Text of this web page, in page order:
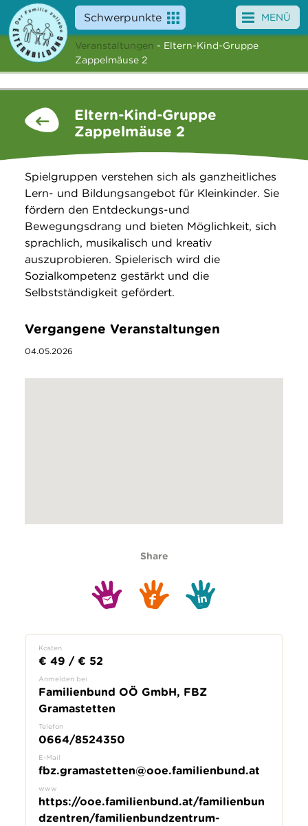
Schwerpunkte
Angebote
News
Über uns
Suche
MENÜ
Veranstaltungen - Eltern-Kind-Gruppe
Zappelmäuse 2
Eltern-Kind-Gruppe
Zappelmäuse 2
Spielgruppen verstehen sich als ganzheitliches
Lern- und Bildungsangebot für Kleinkinder. Sie
fördern den Entdeckungs-und
Bewegungsdrang und bieten Möglichkeit, sich
sprachlich, musikalisch und kreativ
auszuprobieren. Spielerisch wird die
Sozialkompetenz gestärkt und die
Selbstständigkeit gefördert.
Vergangene Veranstaltungen
04.05.2026
Share
Kosten
€ 49 / € 52
Anmelden bei
Familienbund OÖ GmbH, FBZ
Gramastetten
Telefon
0664/8524350
E-Mail
fbz.gramastetten@ooe.familienbund.at
www
https://ooe.familienbund.at/familienbun
dzentren/familienbundzentrum-